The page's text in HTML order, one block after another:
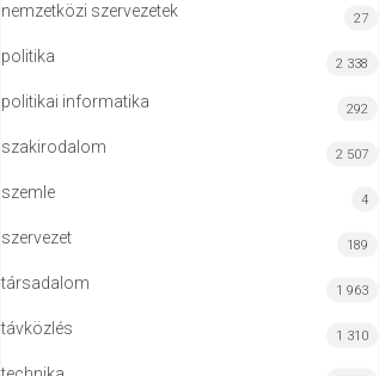
nemzetközi szervezetek 27
politika 2 338
politikai informatika 292
szakirodalom 2 507
szemle 4
szervezet 189
társadalom 1 963
távközlés 1 310